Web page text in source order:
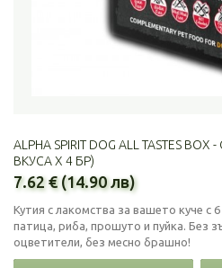
ALPHA SPIRIT DOG ALL TASTES
ВКУСА Х 4 БР)
7.62 € (14.90 лв)
Кутия с лакомства за вашето куче с
патица, риба, прошуто и пуйка. Без
оцветители, без месно брашно!